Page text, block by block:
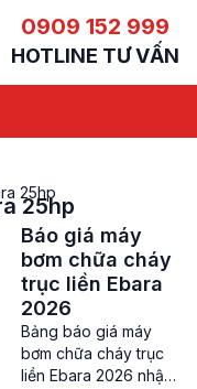
0909 152 999
HOTLINE TƯ VẤN
25hp
25hp
Báo giá máy
bơm chữa cháy
trục liền Ebara
2026
Bảng báo giá máy
bơm chữa cháy trục
liền Ebara 2026 nhập